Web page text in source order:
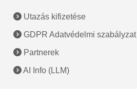
Utazás kifizetése
GDPR Adatvédelmi szabályzat
Partnerek
AI Info (LLM)